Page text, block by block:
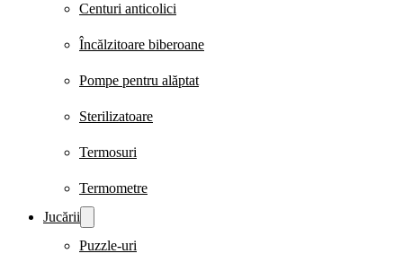
Centuri anticolici
Încălzitoare biberoane
Pompe pentru alăptat
Sterilizatoare
Termosuri
Termometre
Jucării
Puzzle-uri